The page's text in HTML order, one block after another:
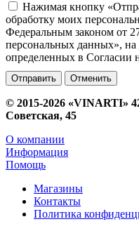
Нажимая кнопку
обработку моих
Федеральным законом от
персональных данных», на
определенных в Согласии
Отменить
© 2015-2026 «VINARTI»
Советская, 45
О компании
Информация
Помощь
Магазины
Контакты
Политика